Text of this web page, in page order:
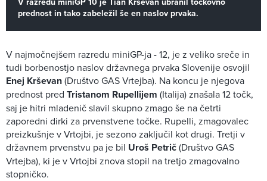
prednost in tako zabeležil še en naslov prvaka.
V najmočnejšem razredu miniGP-ja - 12, je z veliko sreče in
tudi borbenostjo naslov državnega prvaka Slovenije osvojil
Enej Krševan(Društvo GAS Vrtejba). Na koncu je njegova
prednost pred Tristanom Rupellijem (Italija) znašala 12 točk,
saj je hitri mladenič slavil skupno zmago še na četrti
zaporedni dirki za prvenstvene točke. Rupelli, zmagovalec
preizkušnje v Vrtojbi, je sezono zaključil kot drugi. Tretji v
državnem prvenstvu pa je bil Uroš Petrič(Društvo GAS
Vrtejba), ki je v Vrtojbi znova stopil na tretjo zmagovalno
stopničko.